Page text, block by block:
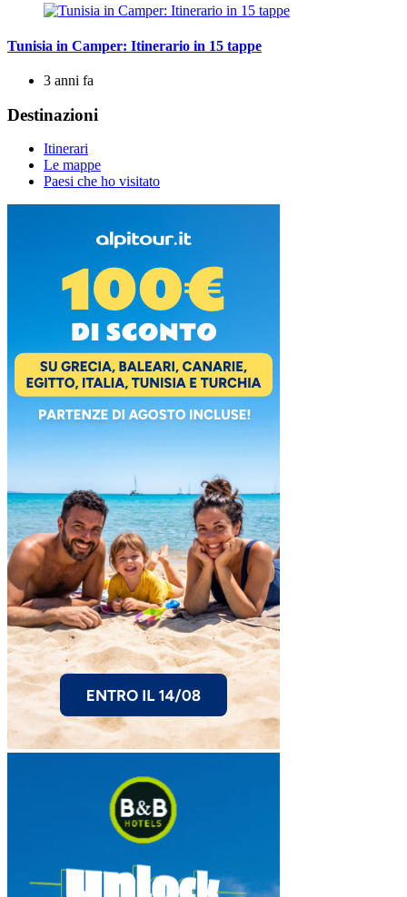
Tunisia in Camper: Itinerario in 15 tappe
3 anni fa
Destinazioni
Itinerari
Le mappe
Paesi che ho visitato